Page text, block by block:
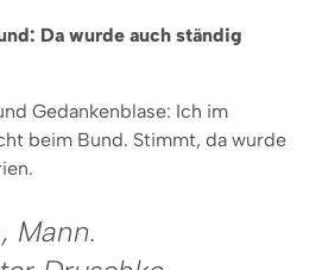
Da wurde auch ständig
Gedankenblase: Ich im
beim Bund. Stimmt, da wurde
Mann.